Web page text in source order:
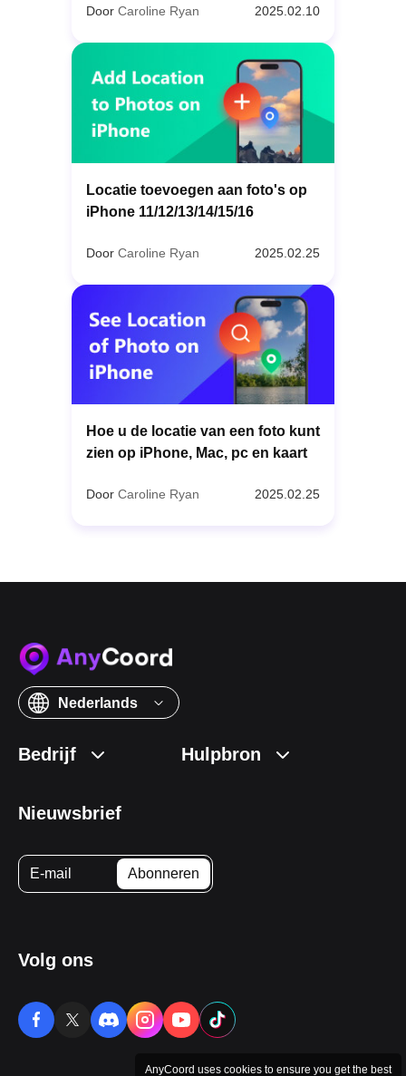
Door Caroline Ryan 2025.02.10
Locatie toevoegen aan foto's op
iPhone 11/12/13/14/15/16
Door Caroline Ryan 2025.02.25
Hoe u de locatie van een foto kunt
zien op iPhone, Mac, pc en kaart
Door Caroline Ryan 2025.02.25
Nederlands
Bedrijf Hulpbron
Nieuwsbrief
Volg ons
AnyCoord uses cookies to ensure you get the best